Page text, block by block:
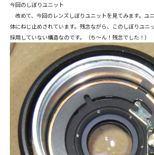
今回のしぼりユニット
改めて、今回のレンズしぼりユニットを見てみます。ユ
体にねじ止めされています。残念ながら、このしぼりユニ
採用していない構造なのです。（ち～ん！残念でした！）